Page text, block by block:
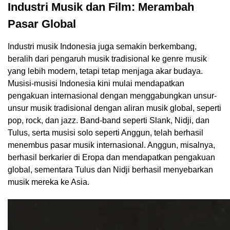
Industri Musik dan Film: Merambah
Pasar Global
Industri musik Indonesia juga semakin berkembang,
beralih dari pengaruh musik tradisional ke genre musik
yang lebih modern, tetapi tetap menjaga akar budaya.
Musisi-musisi Indonesia kini mulai mendapatkan
pengakuan internasional dengan menggabungkan unsur-
unsur musik tradisional dengan aliran musik global, seperti
pop, rock, dan jazz. Band-band seperti Slank, Nidji, dan
Tulus, serta musisi solo seperti Anggun, telah berhasil
menembus pasar musik internasional. Anggun, misalnya,
berhasil berkarier di Eropa dan mendapatkan pengakuan
global, sementara Tulus dan Nidji berhasil menyebarkan
musik mereka ke Asia.